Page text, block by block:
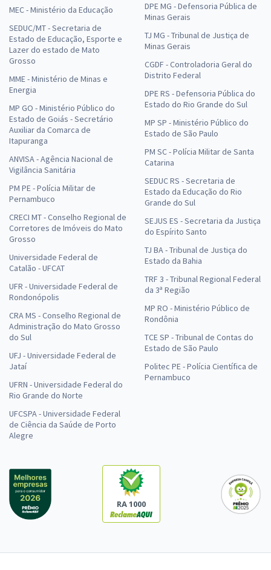
MEC - Ministério da Educação
SEDUC/MT - Secretaria de
Estado de Educação, Esporte e
Lazer do estado de Mato
Grosso
MME - Ministério de Minas e
Energia
MP GO - Ministério Público do
Estado de Goiás - Secretário
Auxiliar da Comarca de
Itapuranga
ANVISA - Agência Nacional de
Vigilância Sanitária
PM PE - Polícia Militar de
Pernambuco
CRECI MT - Conselho Regional de
Corretores de Imóveis do Mato
Grosso
Universidade Federal de
Catalão - UFCAT
UFR - Universidade Federal de
Rondonópolis
CRA MS - Conselho Regional de
Administração do Mato Grosso
do Sul
UFJ - Universidade Federal de
Jataí
UFRN - Universidade Federal do
Rio Grande do Norte
UFCSPA - Universidade Federal
de Ciência da Saúde de Porto
Alegre
DPE MG - Defensoria Pública de
Minas Gerais
TJ MG - Tribunal de Justiça de
Minas Gerais
CGDF - Controladoria Geral do
Distrito Federal
DPE RS - Defensoria Pública do
Estado do Rio Grande do Sul
MP SP - Ministério Público do
Estado de São Paulo
PM SC - Polícia Militar de Santa
Catarina
SEDUC RS - Secretaria de
Estado da Educação do Rio
Grande do Sul
SEJUS ES - Secretaria da Justiça
do Espírito Santo
TJ BA - Tribunal de Justiça do
Estado da Bahia
TRF 3 - Tribunal Regional Federal
da 3ª Região
MP RO - Ministério Público de
Rondônia
TCE SP - Tribunal de Contas do
Estado de São Paulo
Politec PE - Polícia Científica de
Pernambuco
RA 1000